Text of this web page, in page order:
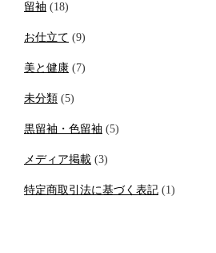
留袖 (18)
お仕立て (9)
美と健康 (7)
未分類 (5)
黒留袖・色留袖 (5)
メディア掲載 (3)
特定商取引法に基づく表記 (1)